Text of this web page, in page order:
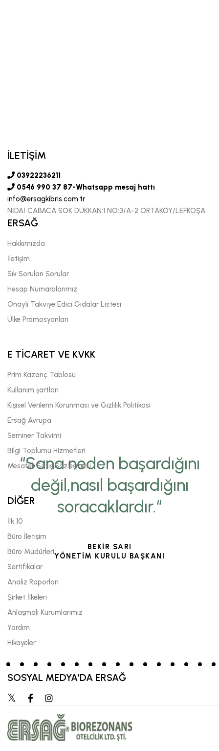
“Sana neden başardığını
değil,nasıl başardığını
soracaklardır.“
BEKİR SARI
YÖNETİM KURULU BAŞKANI
İLETİŞİM
03922236211
0546 990 37 87-Whatsapp mesaj hattı
info@ersagkibris.com.tr
NİDAİ CABACA SOK DÜKKAN:1 NO:3/A-2 ORTAKÖY/LEFKOŞA
ERSAĞ
Hakkımızda
İletişim
Sık Sorulan Sorular
Hesap Numaralarımız
Onaylı Takviye Edici Gıdalar Listesi
Ülke Promosyonları
E TİCARET VE KVKK
Prim Kazanç Tablosu
Kullanım şartları
Kişisel Verilerin Korunması ve Gizlilik Politikası
Ersağ Avrupa
Seminer Takvimi
Bilgi Toplumu Hizmetleri
Mesafeli Satış Sözleşmesi
DİĞER
İlk 10
Büro İletişim
Büro Müdürleri
Sertifikalar
Analiz Raporları
Şirket İlkeleri
Anlaşmalı Kurumlarımız
Yardım
Hikayeler
SOSYAL MEDYA'DA ERSAĞ